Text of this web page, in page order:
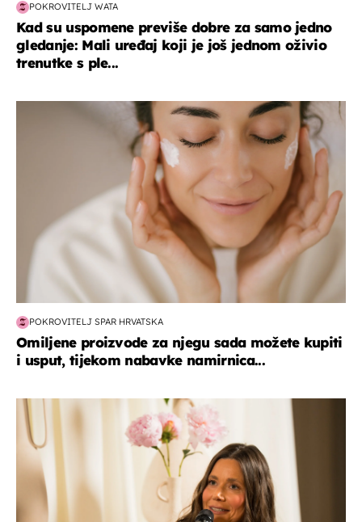
POKROVITELJ WATA
Kad su uspomene previše dobre za samo jedno
gledanje: Mali uređaj koji je još jednom oživio
trenutke s ple...
moda & ljepota
POKROVITELJ SPAR HRVATSKA
Omiljene proizvode za njegu sada možete kupiti
i usput, tijekom nabavke namirnica...
moda & ljepota